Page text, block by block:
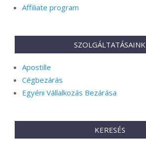
Affiliate program
SZOLGÁLTATÁSAINK
Apostille
Cégbezárás
Egyéni Vállalkozás Bezárása
KERESÉS